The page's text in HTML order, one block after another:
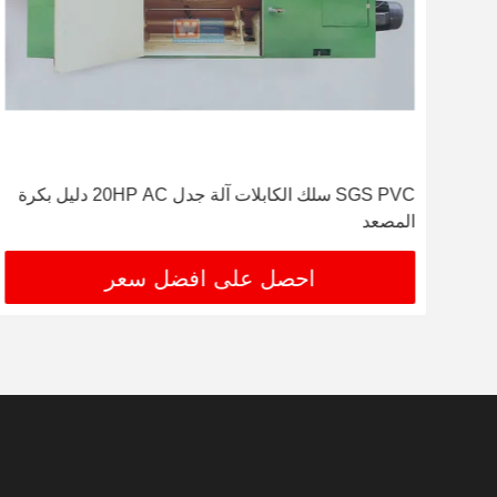
SGS PVC سلك الكابلات آلة جدل 20HP AC دليل بكرة
المصعد
احصل على افضل سعر